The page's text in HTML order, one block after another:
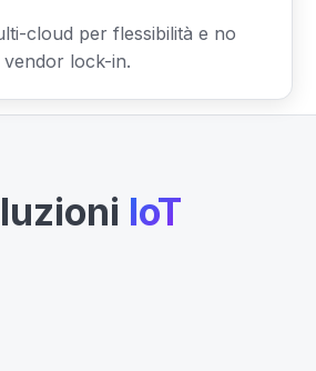
cloud per flessibilità e no
vendor lock-in.
IoT